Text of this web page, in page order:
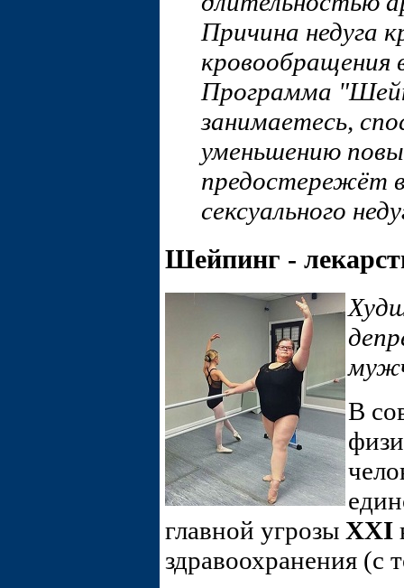
Причина недуга
кровообращения
Программа
занимаетесь,
уменьшению
предостережёт
сексуального
Шейпинг -
В
главной угрозы XXI
здравоохранения (с